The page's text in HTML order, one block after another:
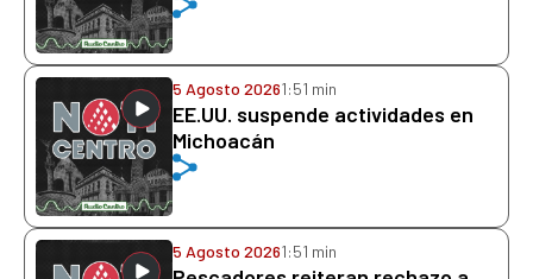
5 Agosto 20261:51 min
EE.UU. suspende actividades en
Michoacán
5 Agosto 20261:51 min